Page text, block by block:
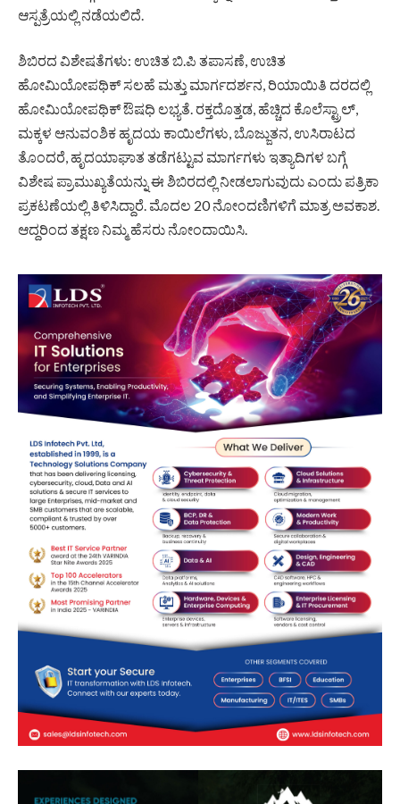
ಆಸ್ಪತ್ರೆಯಲ್ಲಿ ನಡೆಯಲಿದೆ.
ಶಿಬಿರದ ವಿಶೇಷತೆಗಳು: ಉಚಿತ ಬಿ.ಪಿ ತಪಾಸಣೆ, ಉಚಿತ
ಹೋಮಿಯೋಪಥಿಕ್ ಸಲಹೆ ಮತ್ತು ಮಾರ್ಗದರ್ಶನ, ರಿಯಾಯಿತಿ ದರದಲ್ಲಿ
ಹೋಮಿಯೋಪಥಿಕ್ ಔಷಧಿ ಲಭ್ಯತೆ. ರಕ್ತದೊತ್ತಡ, ಹೆಚ್ಚಿದ ಕೊಲೆಸ್ಟ್ರಾಲ್,
ಮಕ್ಕಳ ಆನುವಂಶಿಕ ಹೃದಯ ಕಾಯಿಲೆಗಳು, ಬೊಜ್ಜುತನ, ಉಸಿರಾಟದ
ತೊಂದರೆ, ಹೃದಯಾಘಾತ ತಡೆಗಟ್ಟುವ ಮಾರ್ಗಗಳು ಇತ್ಯಾದಿಗಳ ಬಗ್ಗೆ
ವಿಶೇಷ ಪ್ರಾಮುಖ್ಯತೆಯನ್ನು ಈ ಶಿಬಿರದಲ್ಲಿ ನೀಡಲಾಗುವುದು ಎಂದು ಪತ್ರಿಕಾ
ಪ್ರಕಟಣೆಯಲ್ಲಿ ತಿಳಿಸಿದ್ದಾರೆ. ಮೊದಲ 20 ನೋಂದಣಿಗಳಿಗೆ ಮಾತ್ರ ಅವಕಾಶ.
ಆದ್ದರಿಂದ ತಕ್ಷಣ ನಿಮ್ಮ ಹೆಸರು ನೋಂದಾಯಿಸಿ.